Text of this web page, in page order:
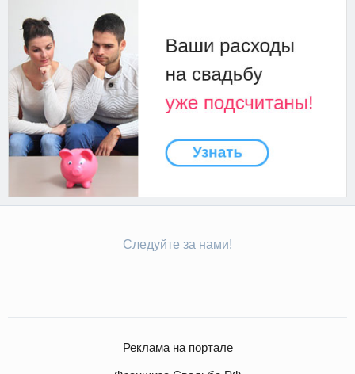
Следуйте за нами!
Реклама на портале